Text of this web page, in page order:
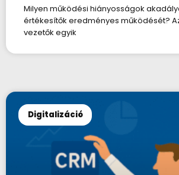
Milyen működési hiányosságok
értékesítők eredményes működését?
vezetők egyik
Digitalizáció